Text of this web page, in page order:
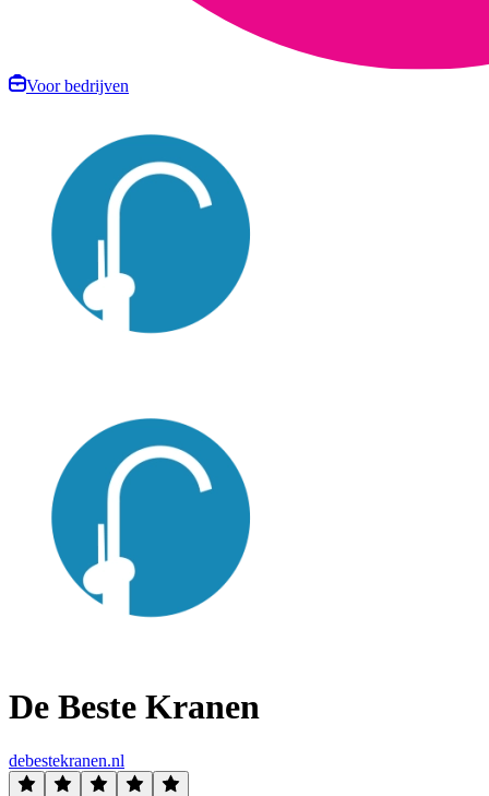
Voor bedrijven
De Beste Kranen
debestekranen.nl